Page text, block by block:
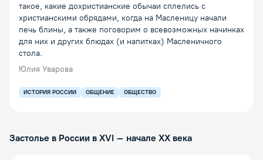
такое, какие дохристианские обычаи сплелись с
христианскими обрядами, когда на Масленицу начали
печь блины, а также поговорим о всевозможных начинках
для них и других блюдах (и напитках) Масленичного
стола.
Юлия Уварова
ИСТОРИЯ РОССИИ ОБЩЕНИЕ ОБЩЕСТВО
Застолье в России в XVI – начале ХХ века